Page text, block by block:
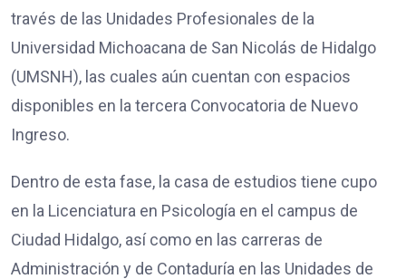
través de las Unidades Profesionales de la
Universidad Michoacana de San Nicolás de Hidalgo
(UMSNH), las cuales aún cuentan con espacios
disponibles en la tercera Convocatoria de Nuevo
Ingreso.
Dentro de esta fase, la casa de estudios tiene cupo
en la Licenciatura en Psicología en el campus de
Ciudad Hidalgo, así como en las carreras de
Administración y de Contaduría en las Unidades de